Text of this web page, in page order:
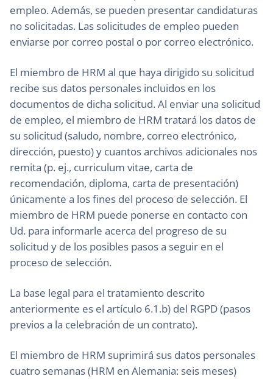
empleo. Además, se pueden presentar candidaturas
no solicitadas. Las solicitudes de empleo pueden
enviarse por correo postal o por correo electrónico.
El miembro de HRM al que haya dirigido su solicitud
recibe sus datos personales incluidos en los
documentos de dicha solicitud. Al enviar una solicitud
de empleo, el miembro de HRM tratará los datos de
su solicitud (saludo, nombre, correo electrónico,
dirección, puesto) y cuantos archivos adicionales nos
remita (p. ej., curriculum vitae, carta de
recomendación, diploma, carta de presentación)
únicamente a los fines del proceso de selección. El
miembro de HRM puede ponerse en contacto con
Ud. para informarle acerca del progreso de su
solicitud y de los posibles pasos a seguir en el
proceso de selección.
La base legal para el tratamiento descrito
anteriormente es el artículo 6.1.b) del RGPD (pasos
previos a la celebración de un contrato).
El miembro de HRM suprimirá sus datos personales
cuatro semanas (HRM en Alemania: seis meses)